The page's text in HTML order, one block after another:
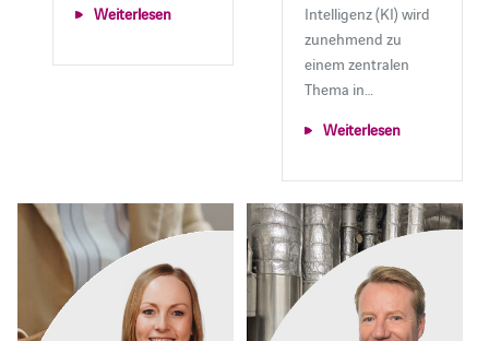
Weiterlesen
Intelligenz (KI) wird
zunehmend zu
einem zentralen
Thema in…
Weiterlesen